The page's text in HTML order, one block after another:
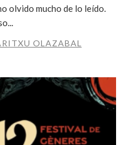
olvido mucho de lo leído.
OLAZABAL